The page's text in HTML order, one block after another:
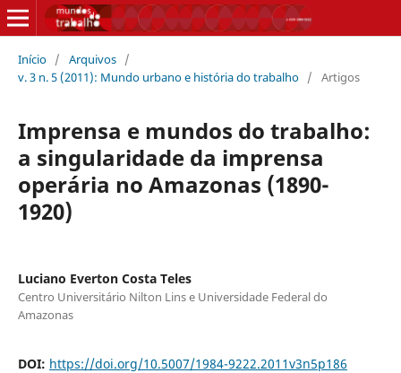
Início / Arquivos /
v. 3 n. 5 (2011): Mundo urbano e história do trabalho / Artigos
Imprensa e mundos do trabalho:
a singularidade da imprensa
operária no Amazonas (1890-
1920)
Luciano Everton Costa Teles
Centro Universitário Nilton Lins e Universidade Federal do
Amazonas
DOI: https://doi.org/10.5007/1984-9222.2011v3n5p186